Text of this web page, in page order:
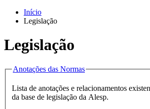
Início
Legislação
Legislação
Anotações das Normas
Lista de anotações e relacionamentos
da base de legislação da Alesp.